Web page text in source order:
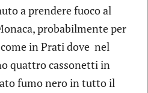
a prendere fuoco al
probabilmente per
in Prati dove nel
quattro cassonetti in
fumo nero in tutto il